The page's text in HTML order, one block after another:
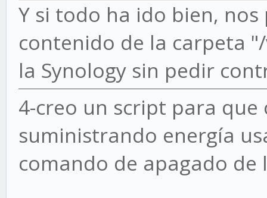
Y si todo ha ido bien,
contenido de la carpeta
la Synology sin pedir
4-creo un script para que
suministrando energía
comando de apagado de